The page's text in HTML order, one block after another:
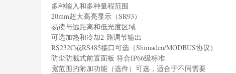
多种输入和多种量程范围
20mm超大高亮显示（SR93）
易读与远距离和低光度区域
可选加热和冷却2-路调节输出
RS232C或RS485接口可选（Shimaden/MODBUS协议）
防尘防溅式前置面板 符合IP66级标准
宽范围的附加功能（选件）可选，适合于不同需要